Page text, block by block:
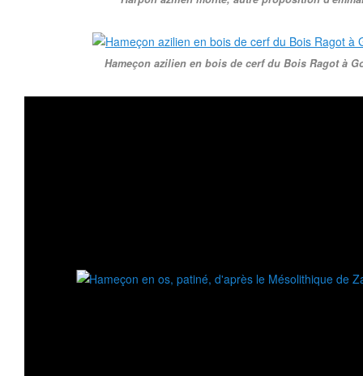
Hameçon azilien en bois de cerf du Bois Ragot à